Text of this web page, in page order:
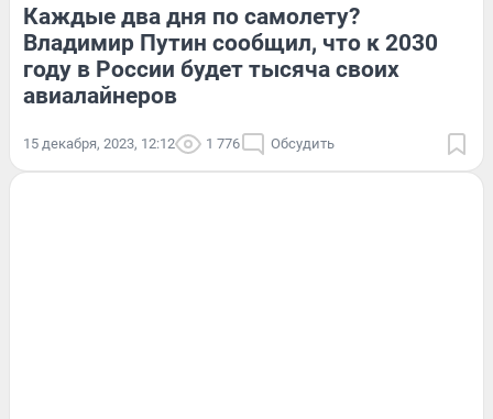
Каждые два дня по самолету?
Владимир Путин сообщил, что к 2030
году в России будет тысяча своих
авиалайнеров
15 декабря, 2023, 12:12 1 776 Обсудить